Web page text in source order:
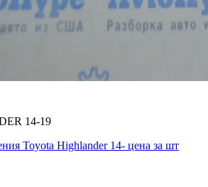
14-19
Toyota Highlander 14- цена за шт